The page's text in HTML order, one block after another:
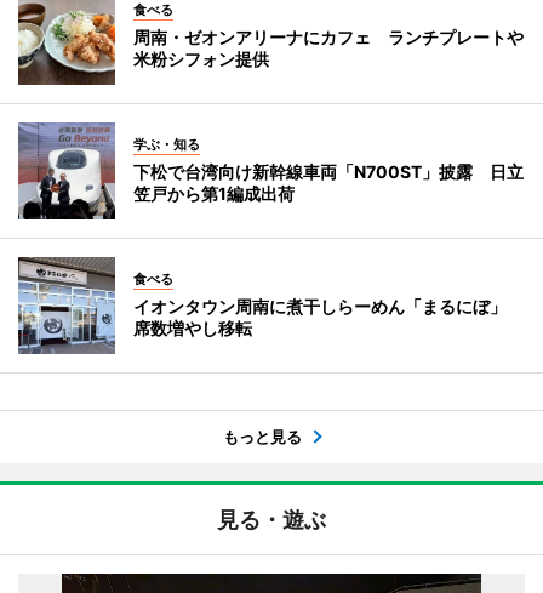
食べる
周南・ゼオンアリーナにカフェ ランチプレートや
米粉シフォン提供
学ぶ・知る
下松で台湾向け新幹線車両「N700ST」披露 日立
笠戸から第1編成出荷
食べる
イオンタウン周南に煮干しらーめん「まるにぼ」
席数増やし移転
もっと見る
見る・遊ぶ